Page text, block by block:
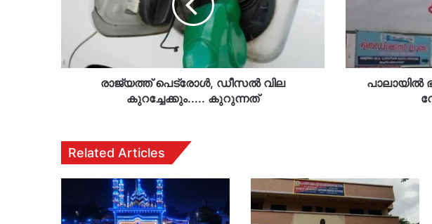
കുറച്ചേക്കും.....
കുറുന്നത്
രാജ്യത്ത് പെട്രോൾ, ഡീസൽ വില
കുറച്ചേക്കും..... കുറുന്നത്
പാലായിൽ
Related Articles